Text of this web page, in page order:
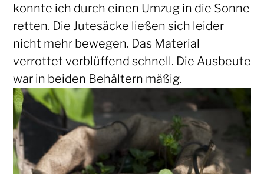
konnte ich durch einen Umzug in die Sonne
retten. Die Jutesäcke ließen sich leider
nicht mehr bewegen. Das Material
verrottet verblüffend schnell. Die Ausbeute
war in beiden Behältern mäßig.